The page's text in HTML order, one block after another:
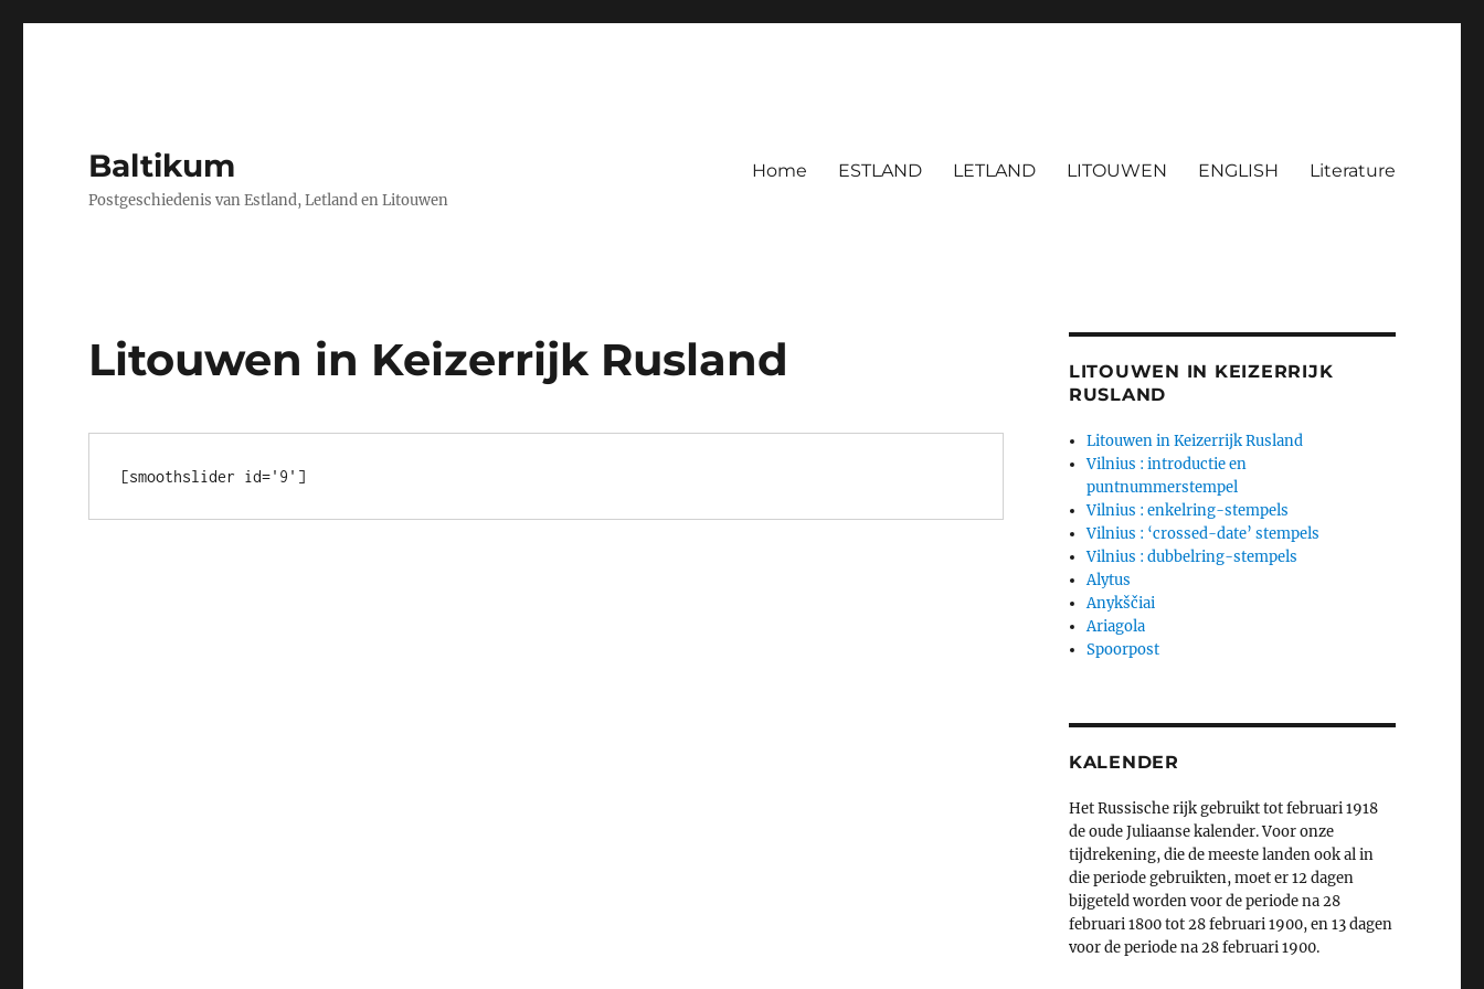
Baltikum
Postgeschiedenis van Estland, Letland en Litouwen
Home ESTLAND LETLAND LITOUWEN ENGLISH Literature
Litouwen in Keizerrijk Rusland
[smoothslider id='9']
LITOUWEN IN KEIZERRIJK
RUSLAND
Litouwen in Keizerrijk Rusland
Vilnius : introductie en
puntnummerstempel
Vilnius : enkelring-stempels
Vilnius : ‘crossed-date’ stempels
Vilnius : dubbelring-stempels
Alytus
Anykščiai
Ariagola
Spoorpost
KALENDER
Het Russische rijk gebruikt tot februari 1918
de oude Juliaanse kalender. Voor onze
tijdrekening, die de meeste landen ook al in
die periode gebruikten, moet er 12 dagen
bijgeteld worden voor de periode na 28
februari 1800 tot 28 februari 1900, en 13 dagen
voor de periode na 28 februari 1900.